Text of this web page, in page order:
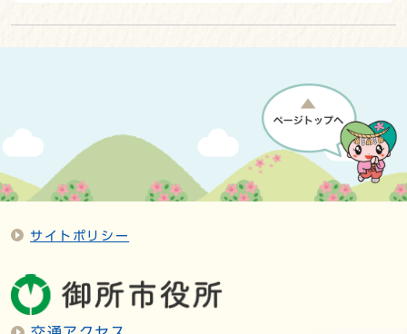
サイトポリシー